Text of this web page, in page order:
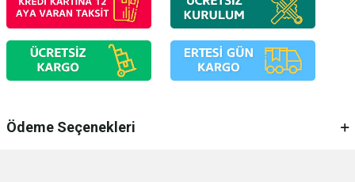
Ödeme Seçenekleri